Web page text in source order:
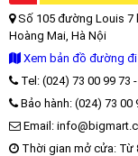
Số 105 đường Louis 7
Hoàng Mai, Hà Nội
Xem bản đồ đường đi
Tel: (024) 73 00 99 73
Bảo hành: (024) 73 00
Email:
Thời gian mở cửa: Từ